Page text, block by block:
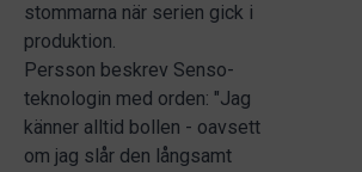
stommarna när serien gick i
produktion.
Persson beskrev Senso-
teknologin med orden: "Jag
känner alltid bollen - oavsett
om jag slår den långsamt